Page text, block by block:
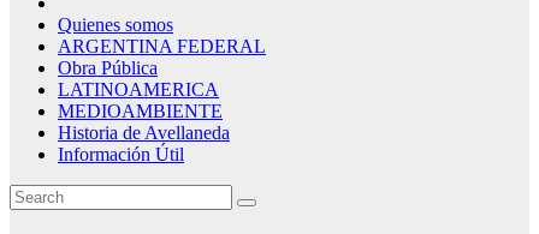
Quienes somos
ARGENTINA FEDERAL
Obra Pública
LATINOAMERICA
MEDIOAMBIENTE
Historia de Avellaneda
Información Útil